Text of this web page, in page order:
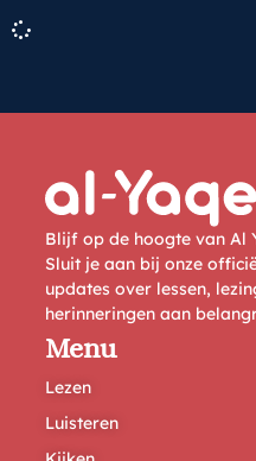
Blijf op de hoogte van Al
Sluit je aan bij onze
updates over lessen,
herinneringen aan
Menu
Lezen
Luisteren